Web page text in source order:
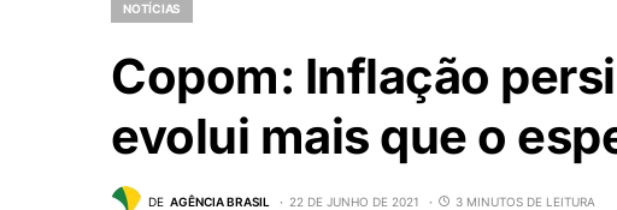
NOTÍCIAS
Copom: Inflação
evolui mais que o
DE AGÊNCIA BRASIL 22 DE JUNHO DE 2021 3 MINUTOS DE LEITURA